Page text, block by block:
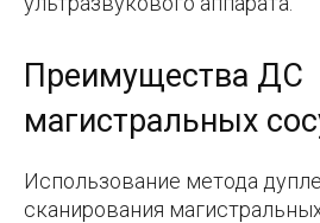
Преимущества ДС
магистральных
Использование метода
сканирования